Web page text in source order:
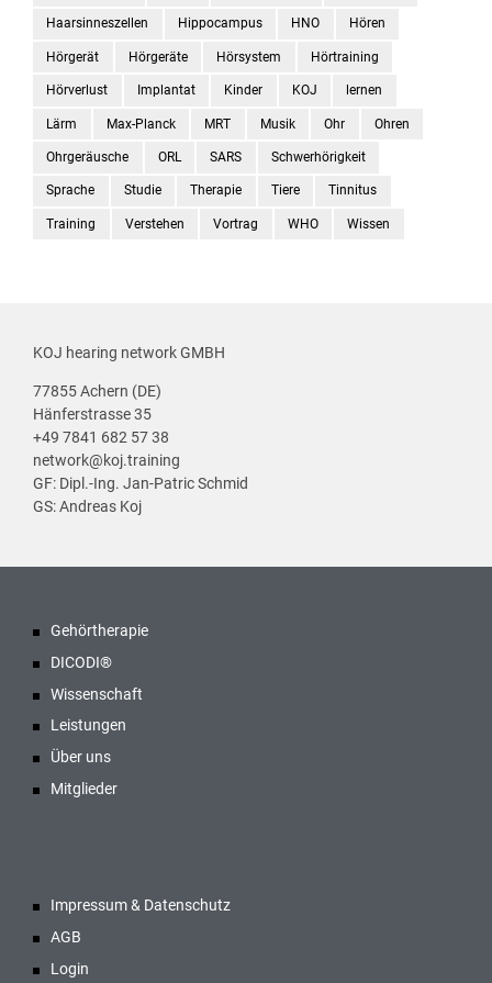
Haarsinneszellen Hippocampus HNO Hören
Hörgerät Hörgeräte Hörsystem Hörtraining
Hörverlust Implantat Kinder KOJ lernen
Lärm Max-Planck MRT Musik Ohr Ohren
Ohrgeräusche ORL SARS Schwerhörigkeit
Sprache Studie Therapie Tiere Tinnitus
Training Verstehen Vortrag WHO Wissen
KOJ hearing network GMBH
77855 Achern (DE)
Hänferstrasse 35
+49 7841 682 57 38
network@koj.training
GF: Dipl.-Ing. Jan-Patric Schmid
GS: Andreas Koj
Gehörtherapie
DICODI®
Wissenschaft
Leistungen
Über uns
Mitglieder
Impressum & Datenschutz
AGB
Login